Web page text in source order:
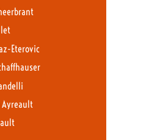
Eterovic
Ayreault